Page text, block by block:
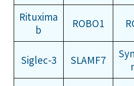
Rituxima
b
ROBO1
Siglec-3 SLAMF7